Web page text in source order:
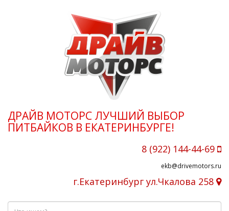
ДРАЙВ МОТОРС ЛУЧШИЙ ВЫБОР
ПИТБАЙКОВ В ЕКАТЕРИНБУРГЕ!
8 (922) 144-44-69
ekb@drivemotors.ru
г.Екатеринбург ул.Чкалова 258